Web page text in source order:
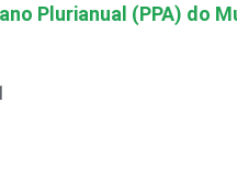
Plurianual (PPA) do